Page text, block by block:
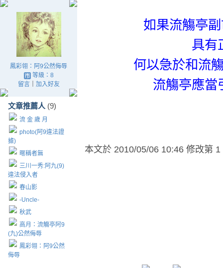
鳳彩翎：阿9公然侮辱
等級：8
留言｜ 加入好友
文章推薦人 (9)
流 金 歲 月
photo(阿9違法證
據)
暱稱者無
三川一秀:阿九(9)
違法侵入者
春山影
-Uncle-
秋武
高月：流觴亭阿9
(九)公然侮辱
鳳彩翎：阿9公然
侮辱
如果流觴亭
具有
何以急於和流
流觴亭應當
本文於 2010/05/06 10:46 修改第 1